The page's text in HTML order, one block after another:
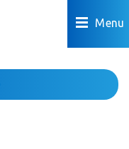
Menu